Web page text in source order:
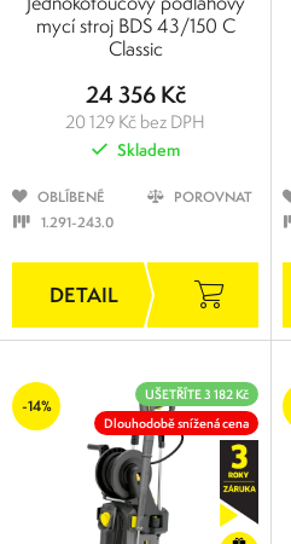
mycí stroj BDS 43/150 C
Classic
24 356 Kč
20 129 Kč bez DPH
Skladem
OBLÍBENÉ
POROVNAT
1.291-243.0
-14%
UŠETŘÍTE 3 182 Kč
Dlouhodobě snížená cena